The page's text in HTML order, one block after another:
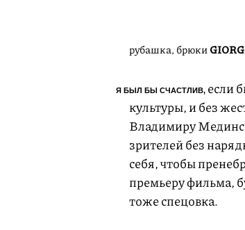
рубашка, брюки
Я БЫЛ БЫ СЧАСТЛИВ, если
культуры, и без
Владимиру
зрителей без
себя, чтобы
премьеру фильма,
тоже спецовка.